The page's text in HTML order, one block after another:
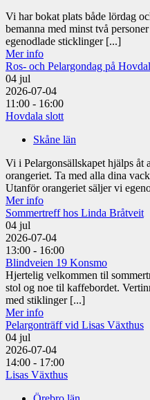
Vi har bokat plats både lördag
bemanna med minst två
egenodlade sticklinger [...]
Mer info
Ros- och Pelargondag på
04 jul
2026-07-04
11:00 - 16:00
Hovdala slott
Skåne län
Vi i Pelargonsällskapet hjälps åt
orangeriet. Ta med alla dina
Utanför orangeriet säljer vi
Mer info
Sommertreff hos Linda Bråtveit
04 jul
2026-07-04
13:00 - 16:00
Blindveien 19 Konsmo
Hjertelig velkommen til
stol og noe til kaffebordet.
med stiklinger [...]
Mer info
Pelargonträff vid Lisas Växthus
04 jul
2026-07-04
14:00 - 17:00
Lisas Växthus